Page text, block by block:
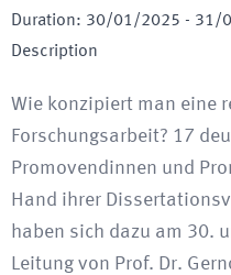
Duration: 30/01/2025 - 31/
Description
Wie konzipiert man eine
Forschungsarbeit? 17
Promovendinnen und
Hand ihrer
haben sich dazu am 30.
Leitung von Prof. Dr.